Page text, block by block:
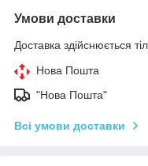
Умови доставки
Доставка здійснюється
Нова Пошта
"Нова Пошта"
Всі умови доставки